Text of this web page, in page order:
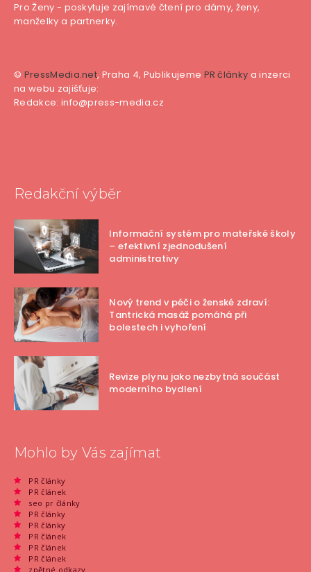
Pro Ženy - poskytuje zajímavé čtení pro dámy, ženy,
manželky a partnerky.
© PressMedia.net, Praha 4, Publikujeme PR články a inzerci
na webu zajišťuje:
Redakce: info@press-media.cz
Redakční výběr
Informační systém pro mateřské školy
– efektivní zjednodušení
administrativy
Nový trend v péči o ženské zdraví:
Tantrická masáž pomáhá při
bolestech i vyhoření
Revize plynu jako nezbytná součást
moderního bydlení
Mohlo by Vás zajímat
PR články
PR článek
seo pr články
PR články
PR články
PR článek
PR článek
PR článek
zpětné odkazy